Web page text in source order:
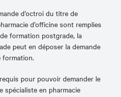
d’octroi du titre de
d’officine sont remplies
formation postgrade, la
peut en déposer la demande
formation.
pour pouvoir demander le
spécialiste en pharmacie